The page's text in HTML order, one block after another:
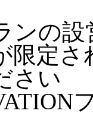
ンの
限定
さい